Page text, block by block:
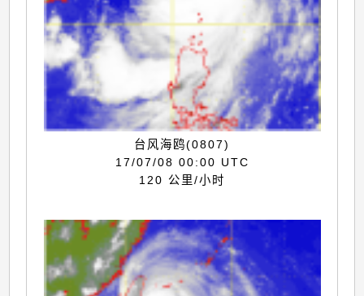
台风海鸥(0807)
17/07/08 00:00 UTC
120 公里/小时